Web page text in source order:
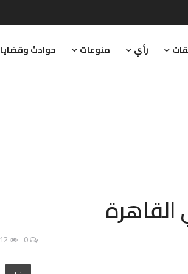
رأي منوعات حوادث وقضايا
0
12